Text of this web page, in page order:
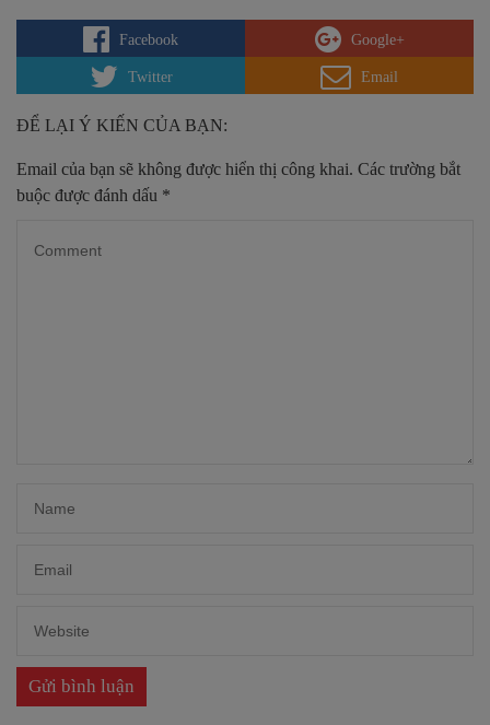
Facebook Google+
Twitter Email
ĐỂ LẠI Ý KIẾN CỦA BẠN:
Email của bạn sẽ không được hiển thị công khai. Các trường bắt
buộc được đánh dấu *